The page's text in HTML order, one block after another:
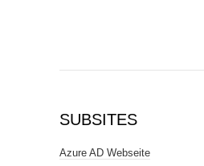
SUBSITES
Azure AD Webseite